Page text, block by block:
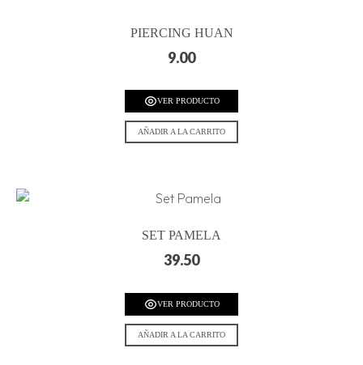
PIERCING HUAN
9.00
VER PRODUCTO
AÑADIR A LA CARRITO
SET PAMELA
39.50
VER PRODUCTO
AÑADIR A LA CARRITO